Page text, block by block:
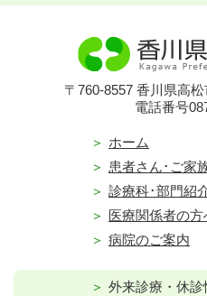
〒760-8557 香川県高
電話番号
ホーム
患者さん･ご家
診療科･部門紹
医療関係者の方
病院のご案内
外来診療・休診